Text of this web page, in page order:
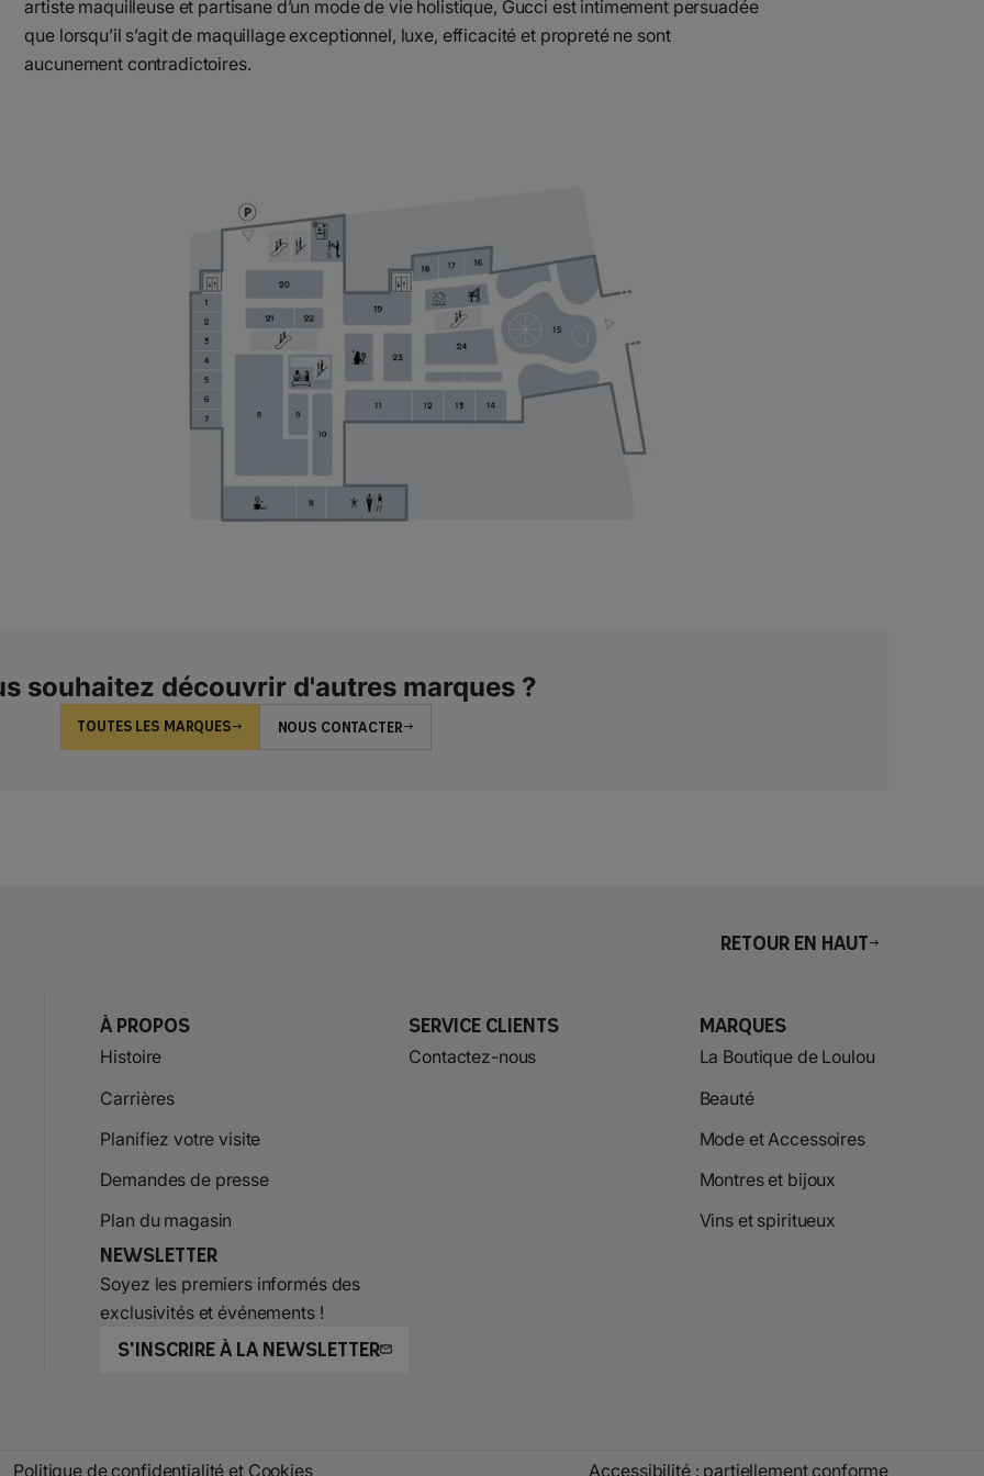
artiste maquilleuse et partisane d’un mode de vie holistique, Gucci est intimement persuadée
que lorsqu’il s’agit de maquillage exceptionnel, luxe, efficacité et propreté ne sont
aucunement contradictoires.
souhaitez découvrir d'autres marques ?
TOUTES LES MARQUES NOUS CONTACTER
Retour en haut
À propos
Histoire
Carrières
Planifiez votre visite
Demandes de presse
Plan du magasin
Service Clients
Contactez-nous
Marques
La Boutique de Loulou
Beauté
Mode et Accessoires
Montres et bijoux
Vins et spiritueux
Newsletter
Soyez les premiers informés des
exclusivités et événements !
S'INSCRIRE À LA NEWSLETTER
Politique de confidentialité et Cookies Accessibilité : partiellement conforme